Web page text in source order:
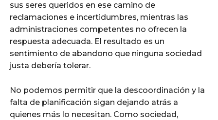
sus seres queridos en ese camino de
reclamaciones e incertidumbres, mientras las
administraciones competentes no ofrecen la
respuesta adecuada. El resultado es un
sentimiento de abandono que ninguna sociedad
justa debería tolerar.
No podemos permitir que la descoordinación y la
falta de planificación sigan dejando atrás a
quienes más lo necesitan. Como sociedad,